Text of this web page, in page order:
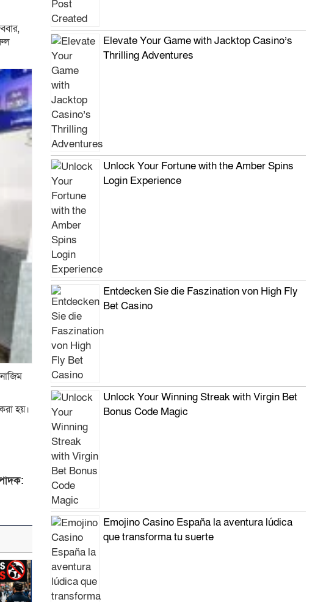
হয়।
Elevate Your Game with Jacktop Casino’s
Thrilling Adventures
Unlock Your Fortune with the Amber Spins
Login Experience
Entdecken Sie die Faszination von High Fly
Bet Casino
Unlock Your Winning Streak with Virgin Bet
Bonus Code Magic
Emojino Casino España la aventura lúdica
que transforma tu suerte